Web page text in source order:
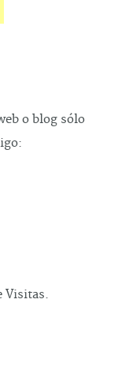
o blog sólo
Visitas.